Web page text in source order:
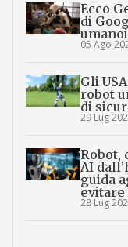
Ecco
di
05 Ago
Gli
robot
di
29 Lug
Robot,
AI
guida
28 Lug